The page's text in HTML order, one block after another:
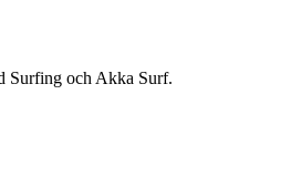
Surfing och Akka Surf.